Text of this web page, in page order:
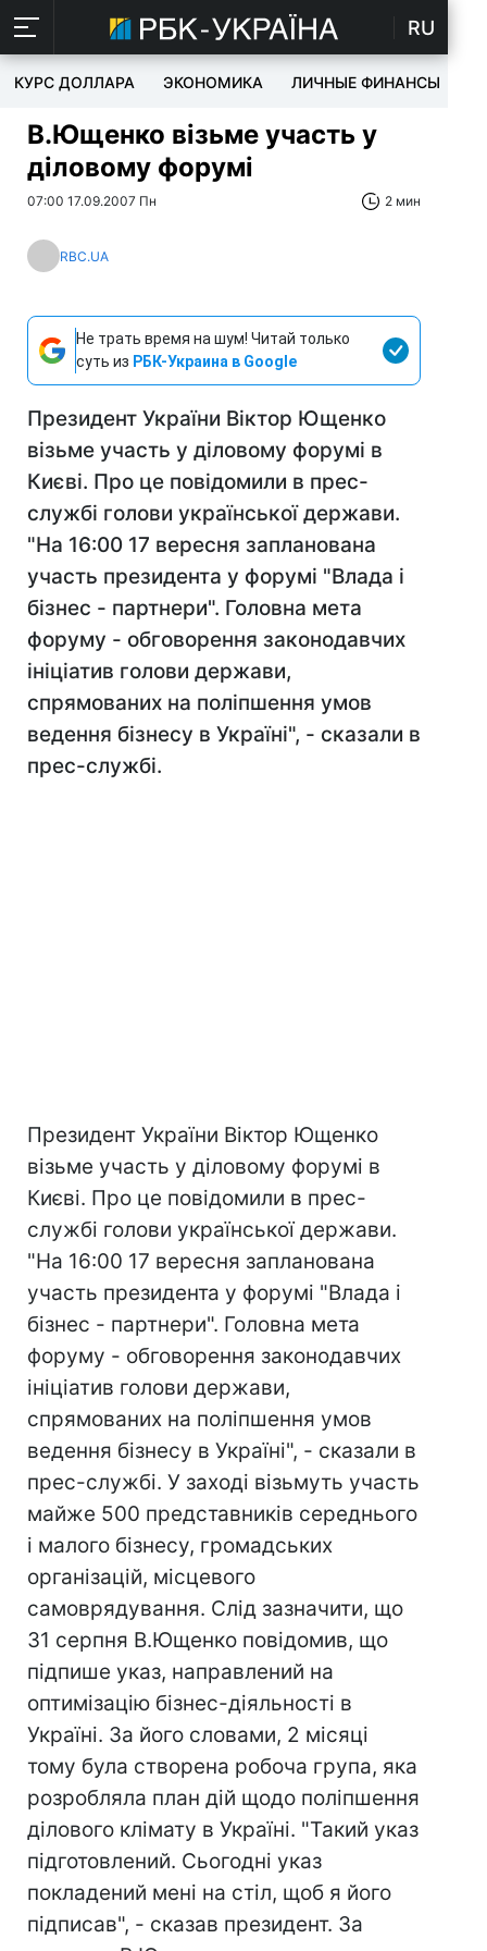
RU
КУРС ДОЛЛАРА ЭКОНОМИКА ЛИЧНЫЕ ФИНАНСЫ
В.Ющенко візьме участь у
діловому форумі
07:00 17.09.2007 Пн 2 мин
RBC.UA
Не трать время на шум! Читай только
суть из РБК-Украина в Google
Президент України Віктор Ющенко
візьме участь у діловому форумі в
Києві. Про це повідомили в прес-
службі голови української держави.
"На 16:00 17 вересня запланована
участь президента у форумі "Влада і
бізнес - партнери". Головна мета
форуму - обговорення законодавчих
ініціатив голови держави,
спрямованих на поліпшення умов
ведення бізнесу в Україні", - сказали в
прес-службі.
Президент України Віктор Ющенко
візьме участь у діловому форумі в
Києві. Про це повідомили в прес-
службі голови української держави.
"На 16:00 17 вересня запланована
участь президента у форумі "Влада і
бізнес - партнери". Головна мета
форуму - обговорення законодавчих
ініціатив голови держави,
спрямованих на поліпшення умов
ведення бізнесу в Україні", - сказали в
прес-службі. У заході візьмуть участь
майже 500 представників середнього
і малого бізнесу, громадських
організацій, місцевого
самоврядування. Слід зазначити, що
31 серпня В.Ющенко повідомив, що
підпише указ, направлений на
оптимізацію бізнес-діяльності в
Україні. За його словами, 2 місяці
тому була створена робоча група, яка
розробляла план дій щодо поліпшення
ділового клімату в Україні. "Такий указ
підготовлений. Сьогодні указ
покладений мені на стіл, щоб я його
підписав", - сказав президент. За